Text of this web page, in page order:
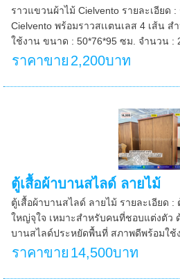
ราวแขวนผ้าไม้ Cielvento รายละเอียด
Cielvento พร้อมราวสเเตนเลส 4 เส้น
ใช้งาน ขนาด : 50*76*95 ซม. จำนวน :
ราคาขาย 2,200บาท
ตู้เสื้อผ้าบานสไลด์ ลายไม้
ตู้เสื้อผ้าบานสไลด์ ลายไม้ รายละเอียด
ใหญ่จุใจ เหมาะสำหรับคนที่ชอบแต่งตัว
บานสไลด์ประหยัดพื้นที่ สภาพดีพร้อมใช้ง
ราคาขาย 14,500บาท